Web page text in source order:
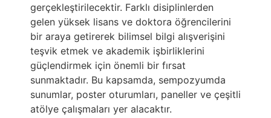
gerçekleştirilecektir. Farklı disiplinlerden
gelen yüksek lisans ve doktora öğrencilerini
bir araya getirerek bilimsel bilgi alışverişini
teşvik etmek ve akademik işbirliklerini
güçlendirmek için önemli bir fırsat
sunmaktadır. Bu kapsamda, sempozyumda
sunumlar, poster oturumları, paneller ve çeşitli
atölye çalışmaları yer alacaktır.